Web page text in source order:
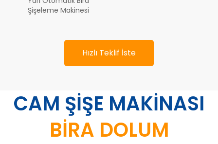
Şişeleme Makinesi
Hızlı Teklif İste
CAM ŞİŞE MAKİNASI
BİRA DOLUM